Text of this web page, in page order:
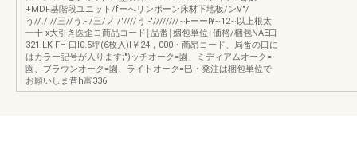
+MDF基階段ユニット/fーへリンボーン床材下地板/ンV"/
う//././/三//う.-'/三/ノ'/'////う.-'////////~FーーI¥~12~以上根太
一十-x大引き医歪ヨ商品コード￨品番￨姻包単位￨価格/梱包NAE口
321ILK-FH-口I0.5坪(6枚入)I￥24，000・商昂コード、局番の口に
はカラー記号が入ります;")ッチオーク=園、ミディアムオーク=
園、ブラウンオーク=園、ライトオーク=巳・発注は梱包単位で
お願いしま昔h富336